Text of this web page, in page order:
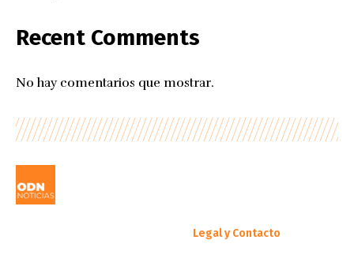
Recent Comments
No hay comentarios que mostrar.
Legal y Contacto